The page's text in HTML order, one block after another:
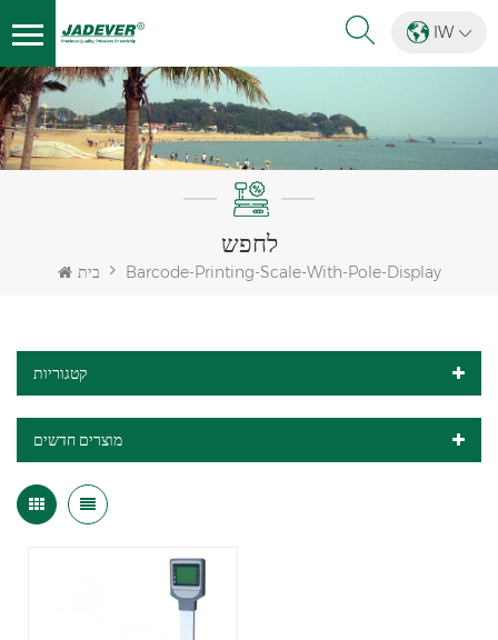
IW
לחפש
בית Barcode-Printing-Scale-With-Pole-Display
קטגוריות
מוצרים חדשים